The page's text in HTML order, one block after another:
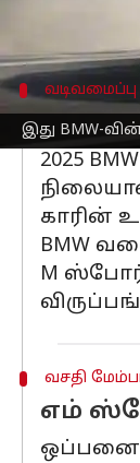
இது BMW-
இந்த
2025
காரின்
BMW
M
வசதி
எம்
ஒப்பனை